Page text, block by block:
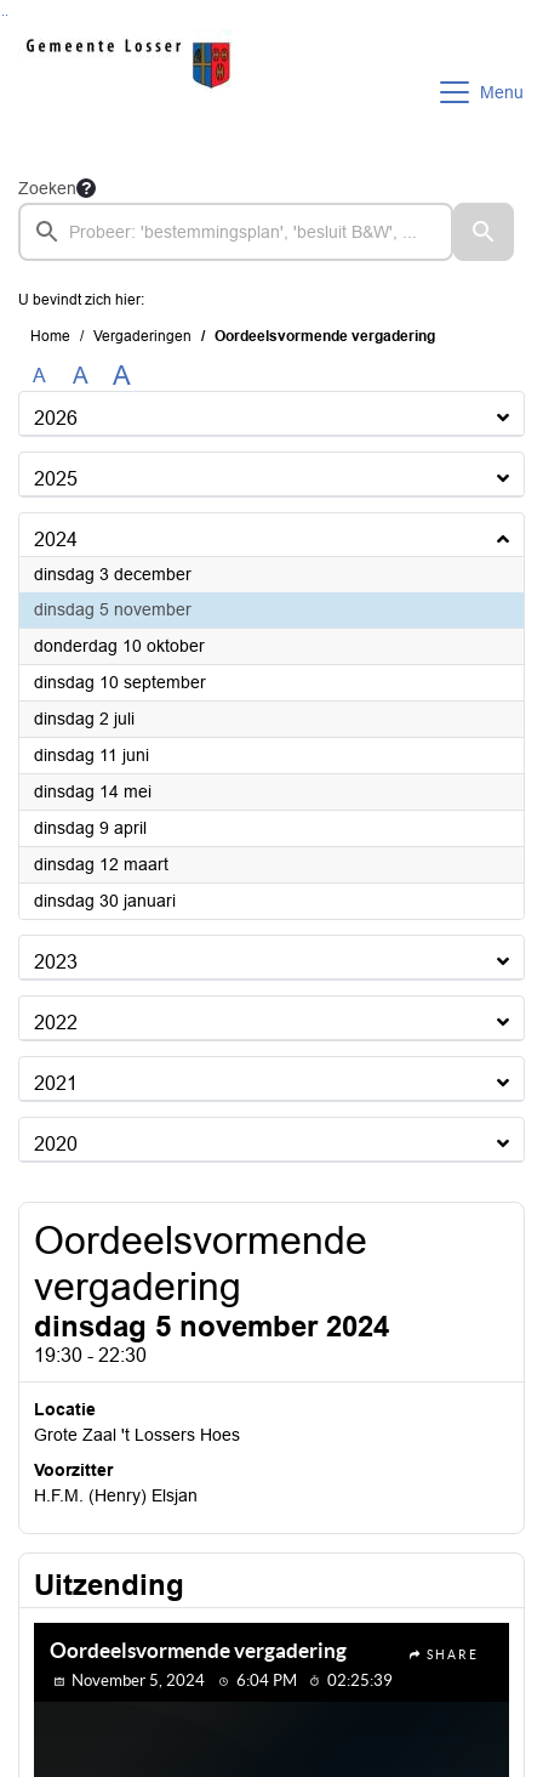
Menu
Zoeken
U bevindt zich hier:
Home Vergaderingen Oordeelsvormende vergadering
A A A
2026
2025
2024
dinsdag 3 december2024
dinsdag 5 november2024
donderdag 10 oktober2024
dinsdag 10 september2024
dinsdag 2 juli2024
dinsdag 11 juni2024
dinsdag 14 mei2024
dinsdag 9 april2024
dinsdag 12 maart2024
dinsdag 30 januari2024
2023
2022
2021
2020
Oordeelsvormende
vergadering
dinsdag 5 november 2024
19:30 - 22:30
Locatie
Grote Zaal 't Lossers Hoes
Voorzitter
H.F.M. (Henry) Elsjan
Uitzending